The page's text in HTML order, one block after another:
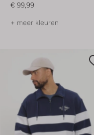
€ 99,99
+ meer kleuren